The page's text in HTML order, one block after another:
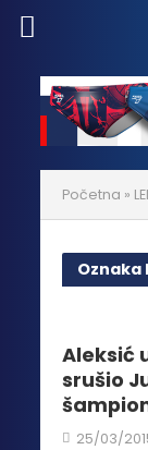
Početna »
Oznaka
Aleksić
srušio
25/03/